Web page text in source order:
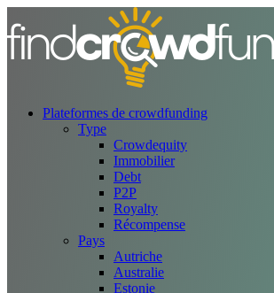
Plateformes de crowdfunding
Type
Crowdequity
Immobilier
Debt
P2P
Royalty
Récompense
Pays
Autriche
Australie
Estonie